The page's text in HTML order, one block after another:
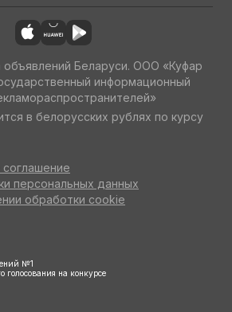
Беларуси. ООО «Куфар
информационный
в белорусских рублях по курсу
персональных данных
обработки cookie
№1
голосования на конкурсе